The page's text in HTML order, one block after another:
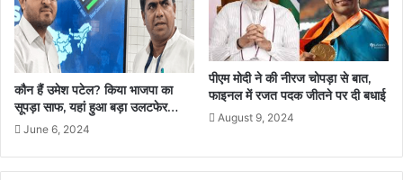
कौन हैं उमेश पटेल? किया भाजपा का
सूपड़ा साफ, यहां हुआ बड़ा उलटफेर…
June 6, 2024
पीएम मोदी ने की नीरज चोपड़ा से बात,
फाइनल में रजत पदक जीतने पर दी बधाई
August 9, 2024